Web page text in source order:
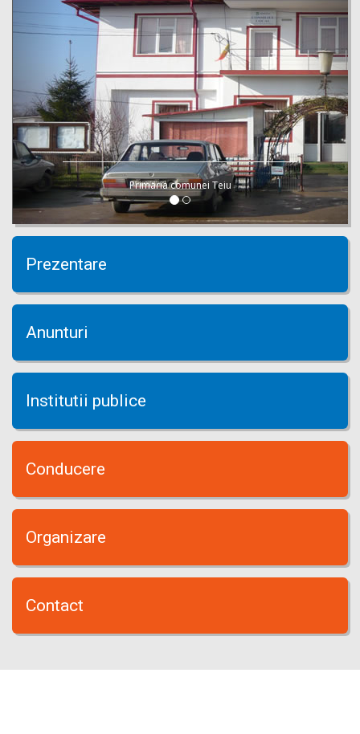
Primaria comunei Teiu
Prezentare
Anunturi
Institutii publice
Conducere
Organizare
Contact